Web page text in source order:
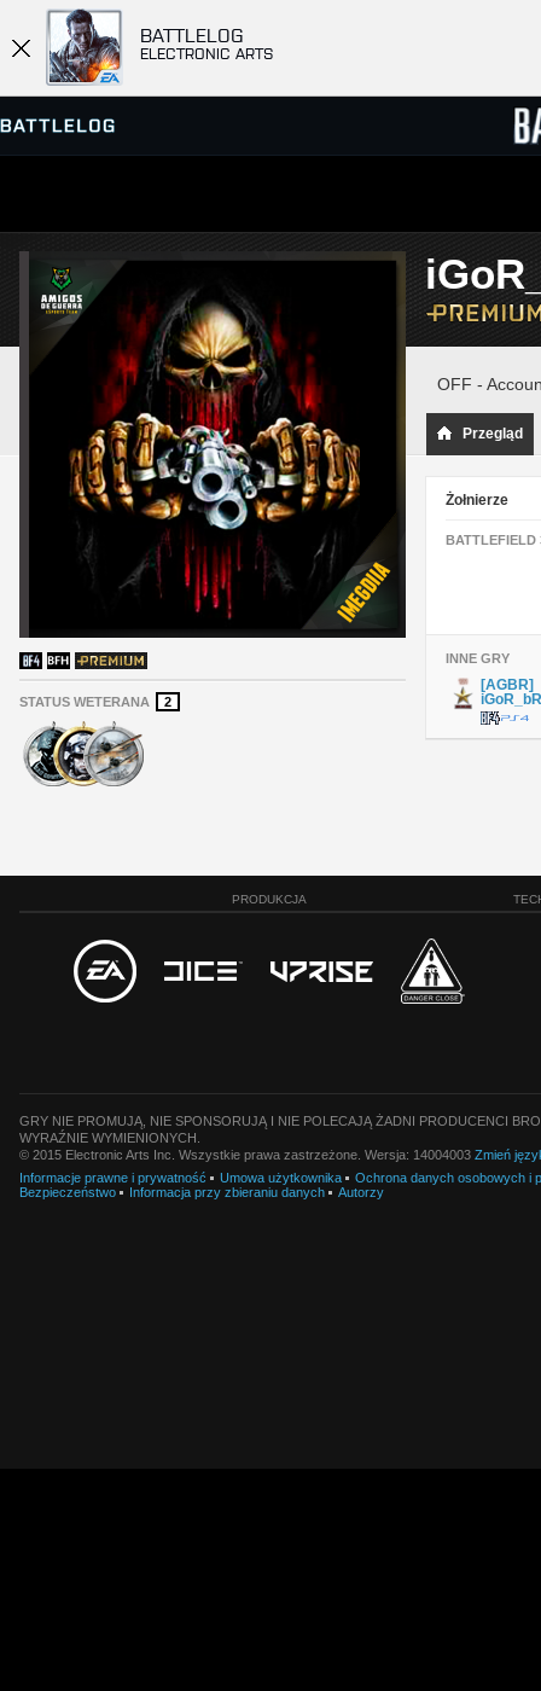
BATTLELOG
ELECTRONIC ARTS
PRZEGLĄDARKA SERWERÓW
GRY
STATUS WETERANA 2
OFF -
Przegląd
Żołnierze
BATTLEFIELD
INNE GRY
[AGBR]
PRODUKCJA
GRY NIE PROMUJĄ, NIE SPONSORUJĄ I NIE POLECAJĄ ŻADNI PRODUCENCI
WYRAŹNIE WYMIENIONYCH.
© 2015 Electronic Arts Inc. Wszystkie prawa zastrzeżone. Wersja: 14004003 Zmień
Informacje prawne i prywatność
Umowa użytkownika
Ochrona danych osobowych i
Bezpieczeństwo
Informacja przy zbieraniu danych Autorzy